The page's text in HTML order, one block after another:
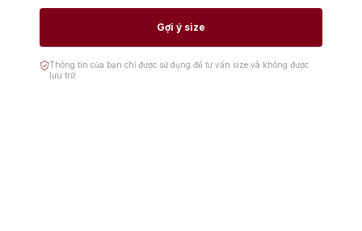
Gợi ý size
Thông tin của bạn chỉ được sử dụng để tư vấn size và không được
lưu trữ.